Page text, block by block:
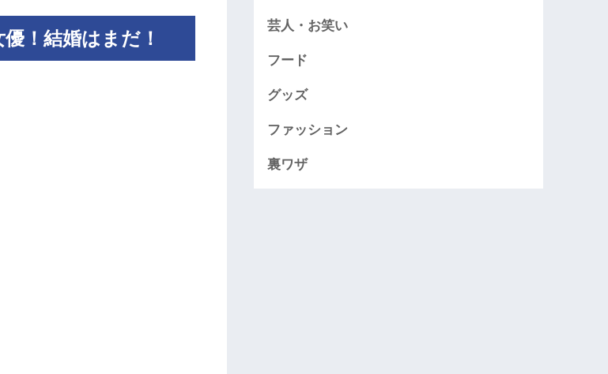
！結婚はまだ！
芸人・お笑い
フード
グッズ
ファッション
裏ワザ